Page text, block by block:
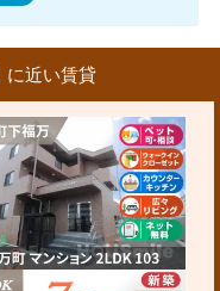
に近い賃貸